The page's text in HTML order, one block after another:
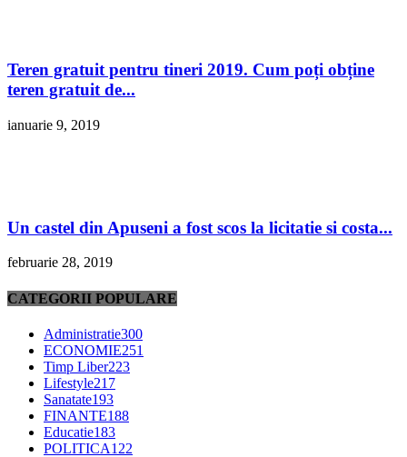
Teren gratuit pentru tineri 2019. Cum poți obține
teren gratuit de...
ianuarie 9, 2019
Un castel din Apuseni a fost scos la licitatie si costa...
februarie 28, 2019
CATEGORII POPULARE
Administratie300
ECONOMIE251
Timp Liber223
Lifestyle217
Sanatate193
FINANTE188
Educatie183
POLITICA122